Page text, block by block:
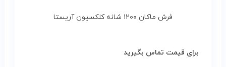
فرش ماکان ۱۲۰۰ شانه کلکسیون آریستا
برای قیمت تماس بگیرید